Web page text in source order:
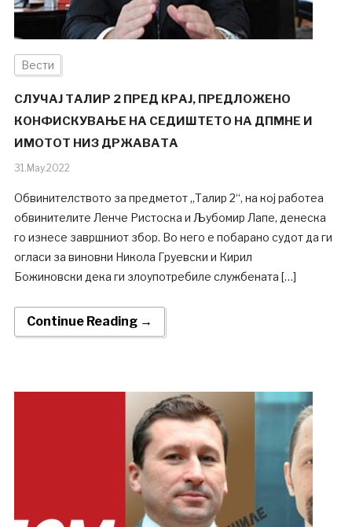
Вести
СЛУЧАЈ ТАЛИР 2 ПРЕД КРАЈ, ПРЕДЛОЖЕНО
КОНФИСКУВАЊЕ НА СЕДИШТЕТО НА ДПМНЕ И
ИМОТОТ НИЗ ДРЖАВАТА
31.May.2022
Обвинителството за предметот „Талир 2“, на кој работеа
обвинителите Ленче Ристоска и Љубомир Лапе, денеска
го изнесе завршниот збор. Во него е побарано судот да ги
огласи за виновни Никола Груевски и Кирил
Божиновски дека ги злоупотребиле службената […]
Continue Reading →